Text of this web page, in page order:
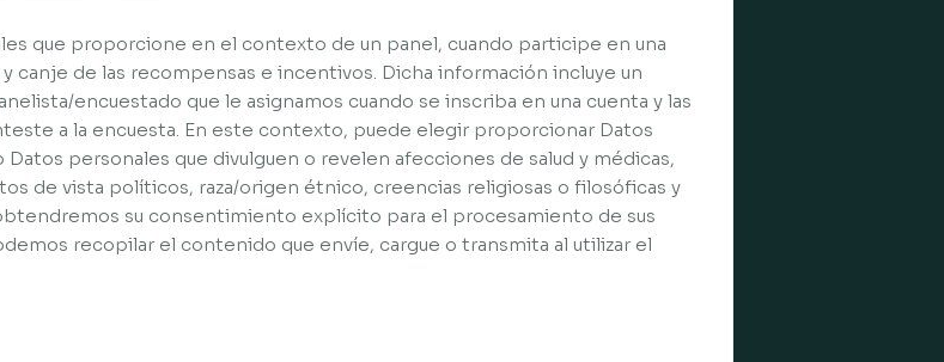
que proporcione en el contexto de un panel, cuando participe en una
canje de las recompensas e incentivos. Dicha información incluye un
encuestado que le asignamos cuando se inscriba en una cuenta y las
a la encuesta. En este contexto, puede elegir proporcionar Datos
personales que divulguen o revelen afecciones de salud y médicas,
de vista políticos, raza/origen étnico, creencias religiosas o filosóficas y
su consentimiento explícito para el procesamiento de sus
recopilar el contenido que envíe, cargue o transmita al utilizar el